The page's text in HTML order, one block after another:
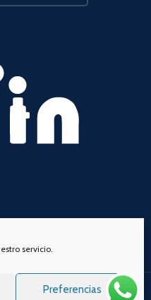
servicio.
Preferencias